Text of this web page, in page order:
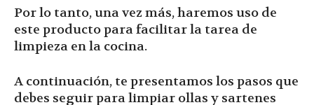
Por lo tanto, una vez más, haremos uso de
este producto para facilitar la tarea de
limpieza en la cocina.
A continuación, te presentamos los pasos que
debes seguir para limpiar ollas y sartenes